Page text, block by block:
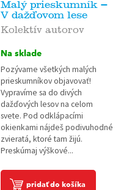
Malý prieskumník –
V dažďovom lese
Kolektív autorov
Na sklade
Pozývame všetkých malých
prieskumníkov objavovať!
Vypravíme sa do divých
dažďových lesov na celom
svete. Pod odklápacími
okienkami nájdeš podivuhodné
zvieratá, ktoré tam žijú.
Preskúmaj výškové...
pridať do košíka